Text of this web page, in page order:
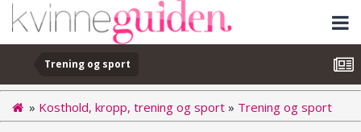
Trening og sport
» Kosthold, kropp, trening og sport » Trening og sport